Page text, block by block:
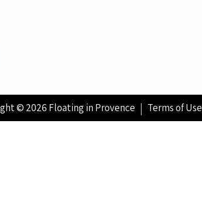
Terms of Use
© 2026 Floating in Provence